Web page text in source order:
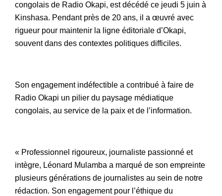
congolais de Radio Okapi, est décédé ce jeudi 5 juin à
Kinshasa. Pendant près de 20 ans, il a œuvré avec
rigueur pour maintenir la ligne éditoriale d’Okapi,
souvent dans des contextes politiques difficiles.
Son engagement indéfectible a contribué à faire de
Radio Okapi un pilier du paysage médiatique
congolais, au service de la paix et de l’information.
« Professionnel rigoureux, journaliste passionné et
intègre, Léonard Mulamba a marqué de son empreinte
plusieurs générations de journalistes au sein de notre
rédaction. Son engagement pour l’éthique du